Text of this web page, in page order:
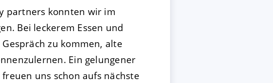
partners konnten wir im
Bei leckerem Essen und
zu kommen, alte
Ein gelungener
uns schon aufs nächste